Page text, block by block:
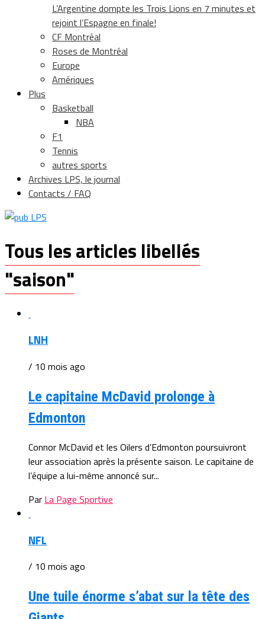
L’Argentine dompte les Trois Lions en 7 minutes et
rejoint l’Espagne en finale!
CF Montréal
Roses de Montréal
Europe
Amériques
Plus
Basketball
NBA
F1
Tennis
autres sports
Archives LPS, le journal
Contacts / FAQ
Tous les articles libellés
"saison"
LNH
/ 10 mois ago
Le capitaine McDavid prolonge à
Edmonton
Connor McDavid et les Oilers d’Edmonton poursuivront
leur association après la présente saison. Le capitaine de
l’équipe a lui-même annoncé sur...
Par La Page Sportive
NFL
/ 10 mois ago
Une tuile énorme s’abat sur la tête des